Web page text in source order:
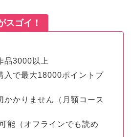
スゴイ！
品3000以上
入で最大18000ポイントプ
かかりません（月額コース
能（オフラインでも読め